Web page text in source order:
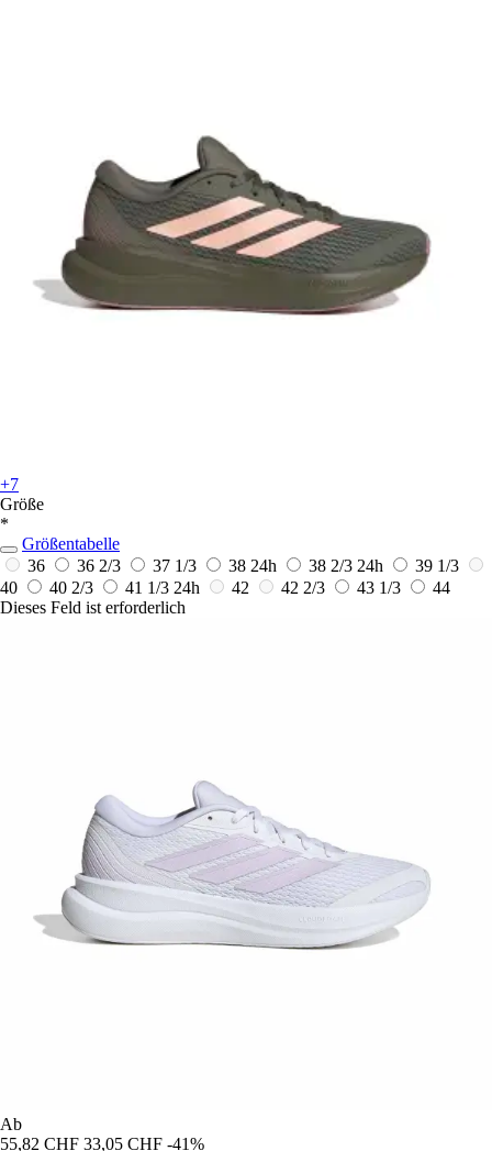
+7
Größe
*
Größentabelle
36
36 2/3 37 1/3 38 24h 38 2/3 24h
39 1/3
40
40 2/3 41 1/3 24h 42 42 2/3 43 1/3
44
Dieses Feld ist erforderlich
Ab
55,82 CHF 33,05 CHF -41%